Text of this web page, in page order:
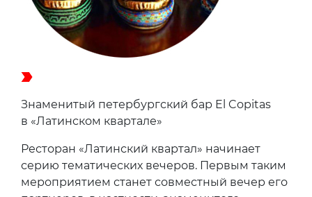
Знаменитый петербургский бар El Copitas
в «Латинском квартале»
Ресторан «Латинский квартал» начинает
серию тематических вечеров. Первым таким
мероприятием станет совместный вечер его